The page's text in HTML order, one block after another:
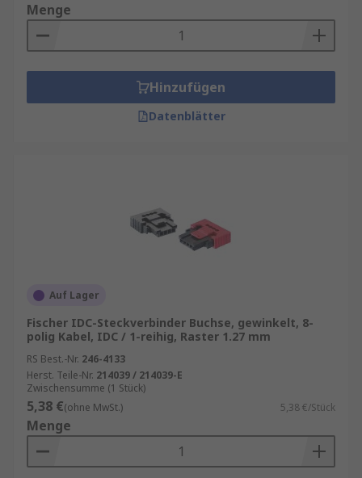
Menge
Hinzufügen
Datenblätter
Auf Lager
Fischer IDC-Steckverbinder Buchse, gewinkelt, 8-
polig Kabel, IDC / 1-reihig, Raster 1.27 mm
RS Best.-Nr. 246-4133
Herst. Teile-Nr. 214039 / 214039-E
Zwischensumme (1 Stück)
5,38 €(ohne MwSt.) 5,38 €/Stück
Menge